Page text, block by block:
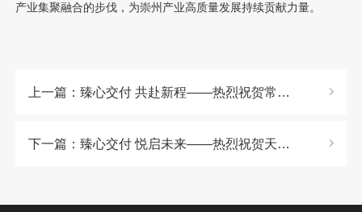
产业集聚融合的步伐，为崇州产业高质量发展持续贡献力量。
上一篇：臻心交付 共赴新程——热烈祝贺常州天宁·智荟港（二期）盛大交付!
下一篇：臻心交付 悦启未来——热烈祝贺天津中新智荟港盛大交付！